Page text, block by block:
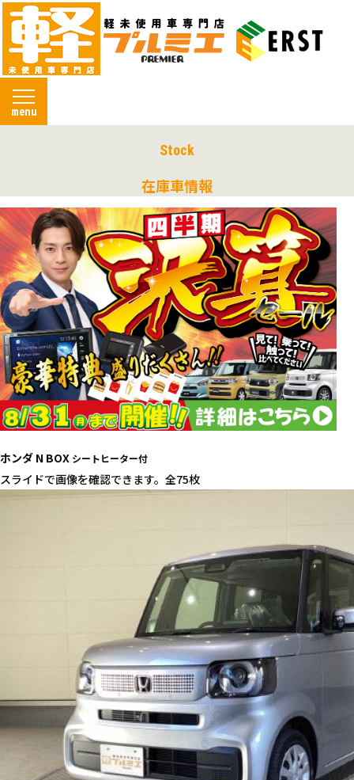
menu
在庫車情報
Stock
ホンダ N BOX シートヒーター付
スライドで画像を確認できます。 全75枚